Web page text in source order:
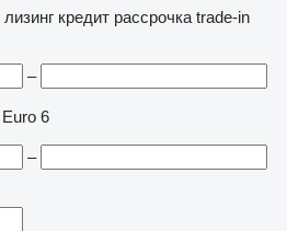
лизинг кредит рассрочка trade-in
–
Euro 6
–